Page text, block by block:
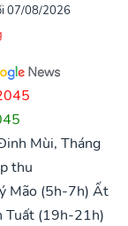
07/08/2026
Mùi, Tháng
thu
Mão (5h-7h) Ất
Tuất (19h-21h)